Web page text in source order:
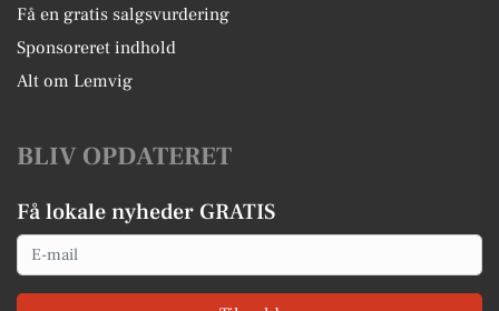
Få en gratis salgsvurdering
Sponsoreret indhold
Alt om Lemvig
BLIV OPDATERET
Få lokale nyheder GRATIS
Email